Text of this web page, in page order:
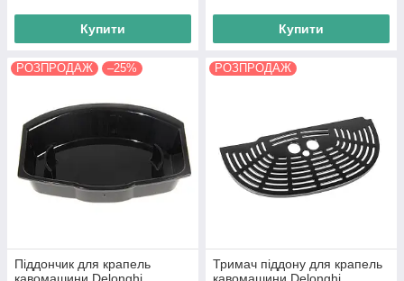
Купити Купити
РОЗПРОДАЖ –25%
Піддончик для крапель
РОЗПРОДАЖ
Тримач піддону для крапель